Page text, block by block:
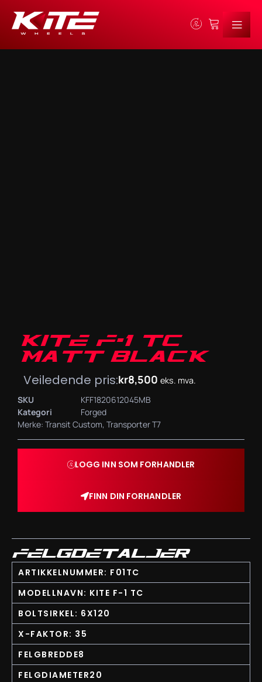
KITE F-1 TC
MATT BLACK
Veiledende pris:kr8,500 eks. mva.
SKU
KFF1820612045MB
Kategori
Forged
Merke: Transit Custom, Transporter T7
LOGG INN SOM FORHANDLER
FINN DIN FORHANDLER
FELGDETALJER
ARTIKKELNUMMER: F01TC
MODELLNAVN: KITE F-1 TC
BOLTSIRKEL: 6X120
X-FAKTOR: 35
FELGBREDDE8
FELGDIAMETER20